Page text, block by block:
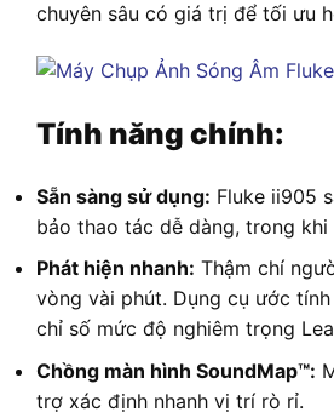
chuyên sâu có giá trị để tối ưu
Tính năng chính:
Sẵn sàng sử dụng: Fluke ii905
bảo thao tác dễ dàng, trong khi
Phát hiện nhanh: Thậm chí
vòng vài phút. Dụng cụ ước
chỉ số mức độ nghiêm trọng
Chồng màn hình SoundMap™️:
trợ xác định nhanh vị trí rò rỉ.